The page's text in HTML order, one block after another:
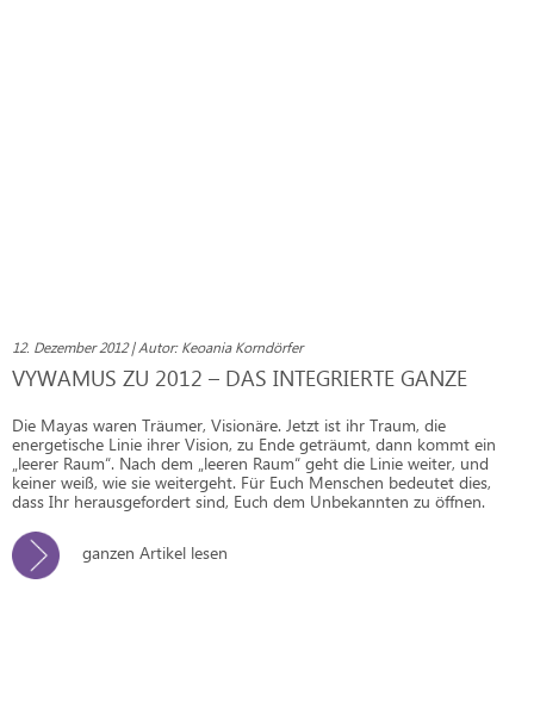
12. Dezember 2012 | Autor: Keoania Korndörfer
VYWAMUS ZU 2012 – DAS INTEGRIERTE GANZE
Die Mayas waren Träumer, Visionäre. Jetzt ist ihr Traum, die
energetische Linie ihrer Vision, zu Ende geträumt, dann kommt ein
„leerer Raum“. Nach dem „leeren Raum“ geht die Linie weiter, und
keiner weiß, wie sie weitergeht. Für Euch Menschen bedeutet dies,
dass Ihr herausgefordert sind, Euch dem Unbekannten zu öffnen.
ganzen Artikel lesen